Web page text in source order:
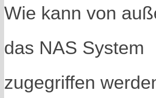
Wie kann von
das NAS System
zugegriffen